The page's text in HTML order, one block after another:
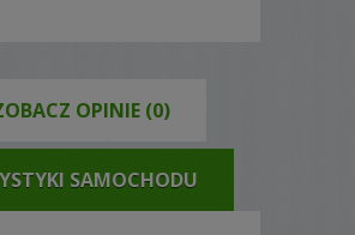
OPINIE (0)
SAMOCHODU